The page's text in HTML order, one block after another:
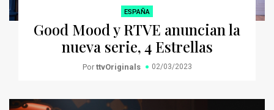
ESPAÑA
Good Mood y RTVE anuncian la
nueva serie, 4 Estrellas
Por ttvOriginals 02/03/2023